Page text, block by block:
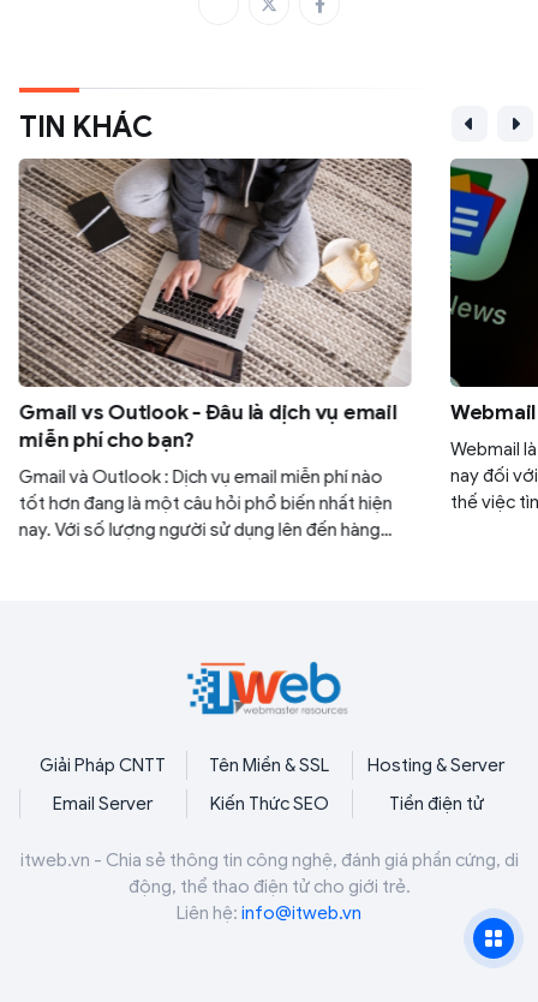
TIN KHÁC
Gmail vs Outlook - Đâu là dịch vụ email
miễn phí cho bạn?
Gmail và Outlook : Dịch vụ email miễn phí nào
tốt hơn đang là một câu hỏi phổ biến nhất hiện
nay. Với số lượng người sử dụng lên đến hàng
Webmail
nay đối
thế việc
Giải Pháp CNTT Tên Miền & SSL
Hosting & Server
Email Server
Kiến Thức SEO Tiền điện tử
itweb.vn - Chia sẻ thông tin công nghệ, đánh giá phần cứng, di
động, thể thao điện tử cho giới trẻ.
Liên hệ: info@itweb.vn